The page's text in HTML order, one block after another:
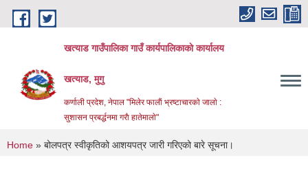
Skip to main content
खत्याड गाउँपालिका गाउँ कार्यपालिकाकाे कार्यालय
खत्याड, मुगु
कर्णाली प्रदेश, नेपाल "मिलेर फालाैं भ्रष्टाचारकाे जालाे :
सुशासन प्रबर्द्धनमा गराै‌ हातेमालाे"
You are here
Home » बोलपत्र स्वीकृतिको आशयपत्र जारी गरिएको बारे सूचना।